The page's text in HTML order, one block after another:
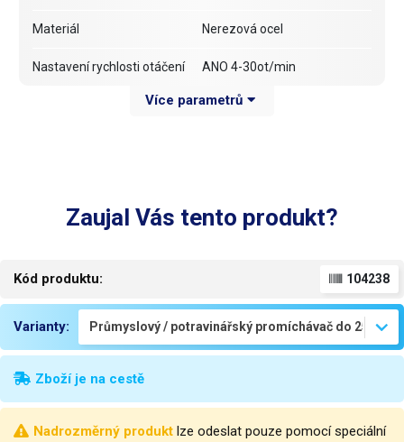
Materiál Nerezová ocel
Nastavení rychlosti otáčení ANO 4-30ot/min
ANO 1-999min
Rozměry
Hmotnost 48kg
Váha balení [kg]: 74 kg
Více parametrů
Zaujal Vás tento produkt?
Kód produktu: 104238
Varianty:
Zboží je na cestě
Nadrozměrný produkt lze odeslat pouze pomocí speciální